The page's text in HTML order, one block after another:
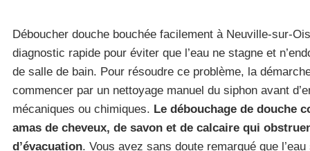
Déboucher douche bouchée facilement à Neuville-sur-
diagnostic rapide pour éviter que l’eau ne stagne et
de salle de bain. Pour résoudre ce problème, la
commencer par un nettoyage manuel du siphon avant
mécaniques ou chimiques. Le débouchage de douche
amas de cheveux, de savon et de calcaire qui
d’évacuation. Vous avez sans doute remarqué que